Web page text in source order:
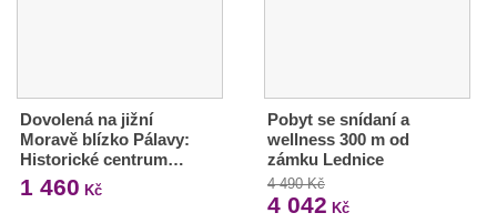
Dovolená na jižní
Moravě blízko Pálavy:
Historické centrum…
1 460 Kč
Pobyt se snídaní a
wellness 300 m od
zámku Lednice
4 490 Kč
4 042 Kč